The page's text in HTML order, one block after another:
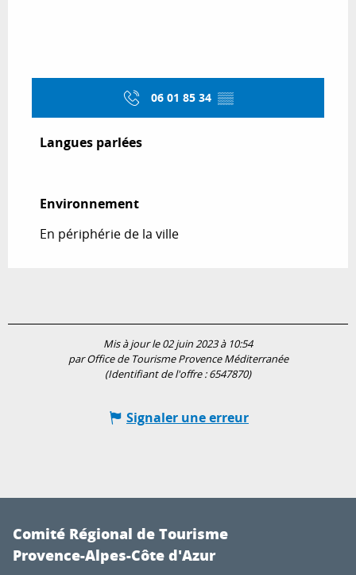
06 01 85 34 ▒▒
Langues parlées
Langues parlées
Environnement
Environnement
En périphérie de la ville
Mis à jour le 02 juin 2023 à 10:54
par Office de Tourisme Provence Méditerranée
(Identifiant de l'offre :6547870)
Signaler une erreur
Comité Régional de Tourisme
Provence-Alpes-Côte d'Azur